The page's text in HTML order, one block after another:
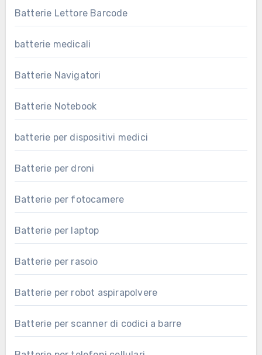
Batterie Lettore Barcode
batterie medicali
Batterie Navigatori
Batterie Notebook
batterie per dispositivi medici
Batterie per droni
Batterie per fotocamere
Batterie per laptop
Batterie per rasoio
Batterie per robot aspirapolvere
Batterie per scanner di codici a barre